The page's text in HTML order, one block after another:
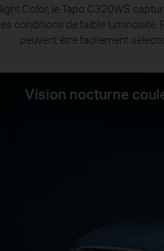
Color, le Tapo C320WS
conditions de faible
peuvent être facilement
Vision nocturne